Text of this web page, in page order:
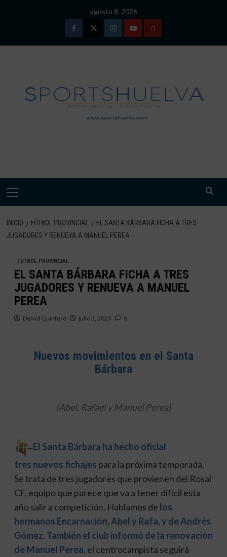
agosto 8, 2026
FacebookTwitterInstagramYoutubeTÉRMINOS
DE
USO
Menú
INICIO FÚTBOL PROVINCIAL
EL SANTA BÁRBARA FICHA A TRES
JUGADORES Y RENUEVA A MANUEL PEREA
FÚTBOL PROVINCIAL
EL SANTA BÁRBARA FICHA A TRES
JUGADORES Y RENUEVA A MANUEL
PEREA
Deivid Quintero julio 3, 2023 0
Nuevos movimientos en el Santa
Bárbara
(Abel, Rafael y Manuel Perea)
El Santa Bárbara ha hecho oficial
tres nuevos fichajes para la próxima temporada.
Se trata de tres jugadores que provienen del Rosal
CF, equipo que parece que va a tener difícil esta
año salir a competición. Hablamos de los
hermanos Encarnación, Abel y Rafa, y de Andrés
Gómez. También el club informó de la renovación
de Manuel Perea, el centrocampista seguirá